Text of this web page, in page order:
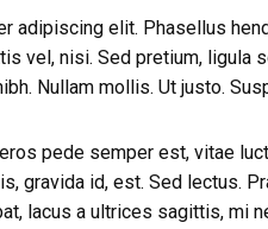
adipiscing elit. Phasellus
vel, nisi. Sed pretium, ligula
Nullam mollis. Ut justo.
pede semper est, vitae
gravida id, est. Sed lectus.
lacus a ultrices sagittis, mi